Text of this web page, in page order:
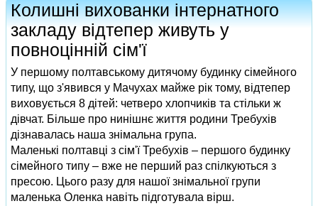
Колишні вихованки інтернатного
закладу відтепер живуть у
повноцінній сім'ї
У першому полтавському дитячому будинку сімейного
типу, що з'явився у Мачухах майже рік тому, відтепер
виховується 8 дітей: четверо хлопчиків та стільки ж
дівчат. Більше про нинішнє життя родини Требухів
дізнавалась наша знімальна група.
Маленькі полтавці з сім'ї Требухів – першого будинку
сімейного типу – вже не перший раз спілкуються з
пресою. Цього разу для нашої знімальної групи
маленька Оленка навіть підготувала вірш.